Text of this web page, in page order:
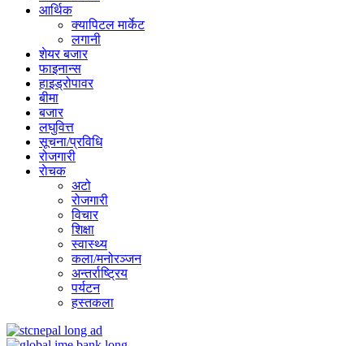
आर्थिक
क्यापिटल मार्केट
लगानी
शेयर बजार
फाइनान्स
हाइड्रोपावर
बीमा
बजार
लघुवित्त
सूचना/प्रविधि
रोजगारी
राेचक
अटो
रोजगारी
विचार
शिक्षा
स्वास्थ्य
कला/मनोरञ्जन
अन्तर्राष्ट्रिय
पर्यटन
हस्तकला